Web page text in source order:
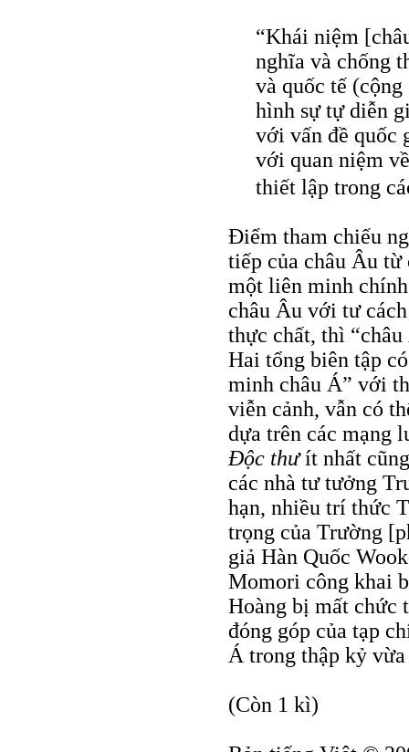
“Khái niệm
nghĩa và chống
và quốc tế
hình sự tự diễn
với vấn đề quốc
với quan niệm
thiết lập trong
Ðiểm tham chiếu
tiếp của châu Âu từ
một liên minh
châu Âu với tư
thực chất, thì
Hai tổng biên tập
minh châu Á” với
viễn cảnh, vẫn có
dựa trên các mạng
Ðộc thưít nhất
các nhà tư tưởng
hạn, nhiều trí thức
trọng của Trường
giả Hàn Quốc
Momori công khai
Hoàng bị mất chức
đóng góp của tạp
Á trong thập kỷ vừa
(Còn 1 kì)